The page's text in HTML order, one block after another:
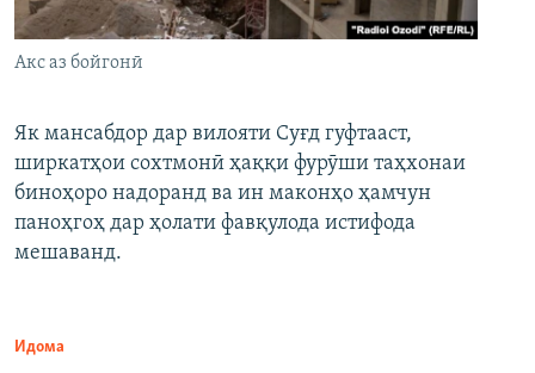
Акс аз бойгонӣ
Як мансабдор дар вилояти Суғд гуфтааст,
ширкатҳои сохтмонӣ ҳаққи фурӯши таҳхонаи
биноҳоро надоранд ва ин маконҳо ҳамчун
паноҳгоҳ дар ҳолати фавқулода истифода
мешаванд.
Идома